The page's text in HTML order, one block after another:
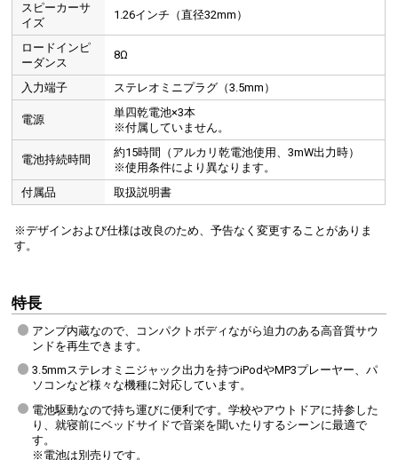
スピーカーサ
イズ
1.26インチ（直径32mm）
ロードインピ
ーダンス
8Ω
入力端子 ステレオミニプラグ（3.5mm）
電源
単四乾電池×3本
※付属していません。
電池持続時間
約15時間（アルカリ乾電池使用、3mW出力時）
※使用条件により異なります。
付属品
取扱説明書
※デザインおよび仕様は改良のため、予告なく変更することがありま
す。
特長
アンプ内蔵なので、コンパクトボディながら迫力のある高音質サウ
ンドを再生できます。
3.5mmステレオミニジャック出力を持つiPodやMP3プレーヤー、パ
ソコンなど様々な機種に対応しています。
電池駆動なので持ち運びに便利です。学校やアウトドアに持参した
り、就寝前にベッドサイドで音楽を聞いたりするシーンに最適で
す。
※電池は別売りです。